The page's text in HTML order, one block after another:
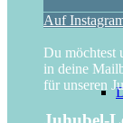
Auf
Du möchtest
in deine
für unseren